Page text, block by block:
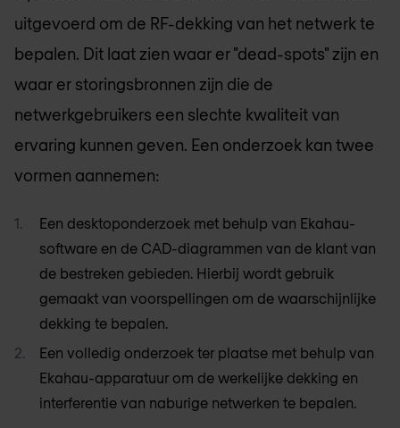
uitgevoerd om de RF-dekking van het netwerk te
bepalen. Dit laat zien waar er "dead-spots" zijn en
waar er storingsbronnen zijn die de
netwerkgebruikers een slechte kwaliteit van
ervaring kunnen geven. Een onderzoek kan twee
vormen aannemen:
Een desktoponderzoek met behulp van Ekahau-
software en de CAD-diagrammen van de klant van
de bestreken gebieden. Hierbij wordt gebruik
gemaakt van voorspellingen om de waarschijnlijke
dekking te bepalen.
Een volledig onderzoek ter plaatse met behulp van
Ekahau-apparatuur om de werkelijke dekking en
interferentie van naburige netwerken te bepalen.